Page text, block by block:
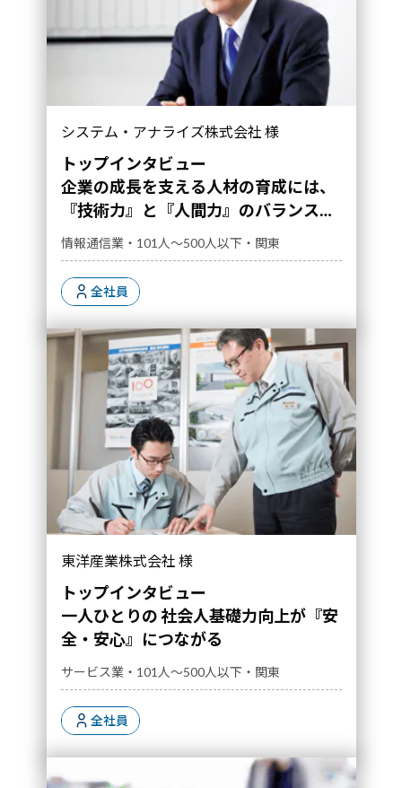
力』と『人間力』のバランスが大切｜導入事
例">
システム・アナライズ株式会社 様
トップインタビュー
企業の成長を支える人材の育成には、
『技術力』と『人間力』のバランスが
大切
情報通信業・101人～500人以下・関東
全社員
心』につながる｜導入事例">
東洋産業株式会社 様
トップインタビュー
一人ひとりの 社会人基礎力向上が『安
全・安心』につながる
サービス業・101人～500人以下・関東
全社員